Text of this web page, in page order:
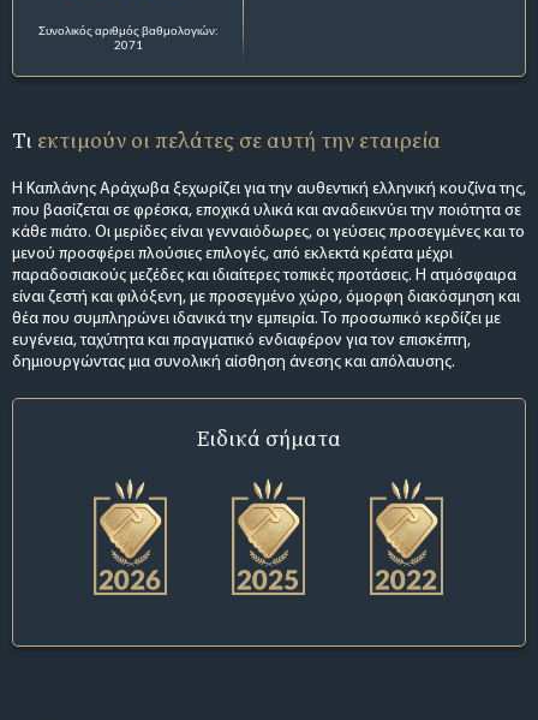
Συνολικός αριθμός βαθμολογιών:
2071
Τι εκτιμούν οι πελάτες σε αυτή την εταιρεία
Η Καπλάνης Αράχωβα ξεχωρίζει για την αυθεντική ελληνική κουζίνα της,
που βασίζεται σε φρέσκα, εποχικά υλικά και αναδεικνύει την ποιότητα σε
κάθε πιάτο. Οι μερίδες είναι γενναιόδωρες, οι γεύσεις προσεγμένες και το
μενού προσφέρει πλούσιες επιλογές, από εκλεκτά κρέατα μέχρι
παραδοσιακούς μεζέδες και ιδιαίτερες τοπικές προτάσεις. Η ατμόσφαιρα
είναι ζεστή και φιλόξενη, με προσεγμένο χώρο, όμορφη διακόσμηση και
θέα που συμπληρώνει ιδανικά την εμπειρία. Το προσωπικό κερδίζει με
ευγένεια, ταχύτητα και πραγματικό ενδιαφέρον για τον επισκέπτη,
δημιουργώντας μια συνολική αίσθηση άνεσης και απόλαυσης.
Ειδικά σήματα